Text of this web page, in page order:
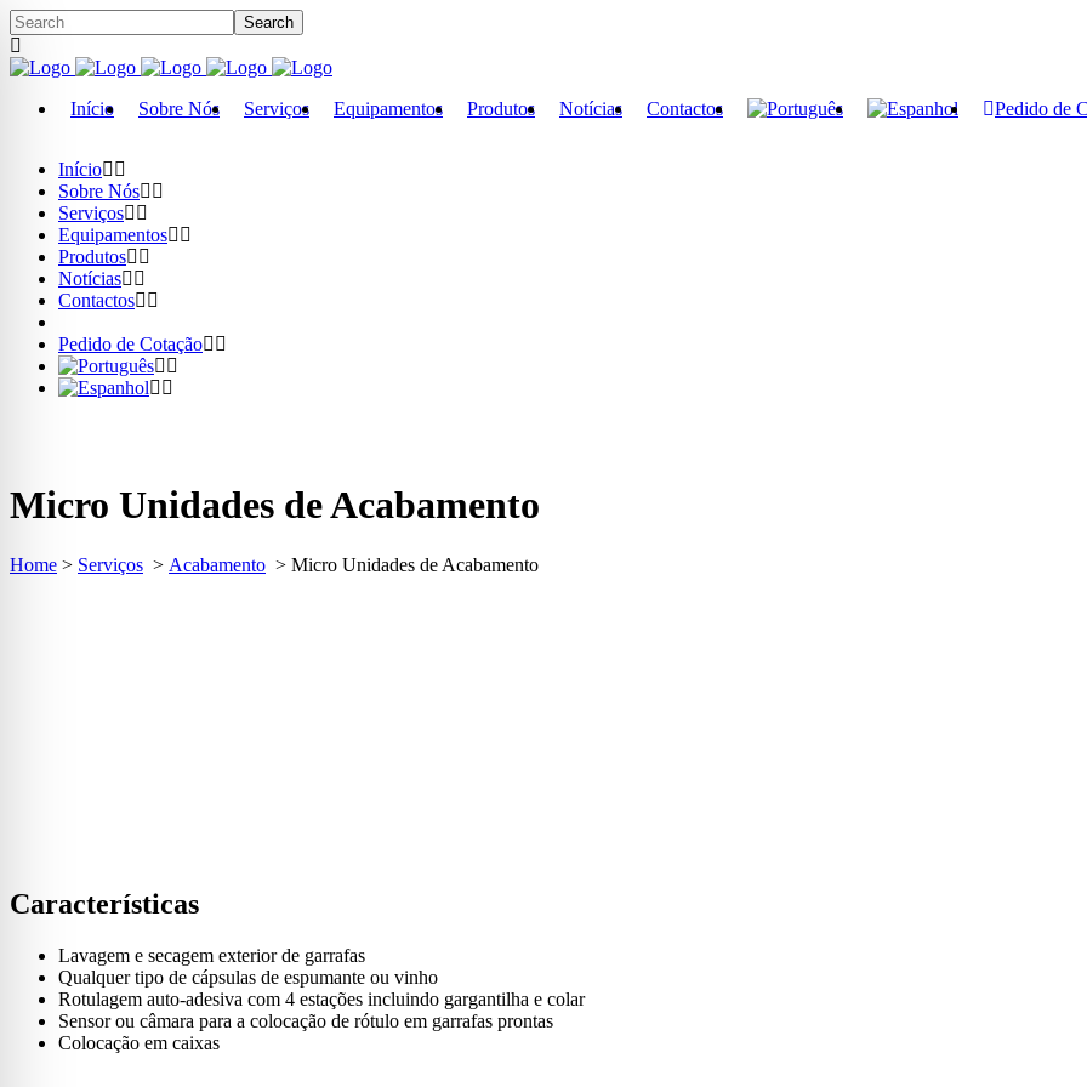
Início Sobre Nós Serviços Equipamentos Produtos Notícias Contactos Pedido de
Início
Sobre Nós
Serviços
Equipamentos
Produtos
Notícias
Contactos
Pedido de Cotação
Micro Unidades de Acabamento
Home > Serviços > Acabamento > Micro Unidades de Acabamento
Características
Lavagem e secagem exterior de garrafas
Qualquer tipo de cápsulas de espumante ou vinho
Rotulagem auto-adesiva com 4 estações incluindo gargantilha e colar
Sensor ou câmara para a colocação de rótulo em garrafas prontas
Colocação em caixas